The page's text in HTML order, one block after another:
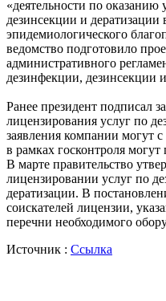
«деятельности по оказанию
дезинсекции и дератизации
эпидемиологического
ведомство подготовило
административного
дезинфекции, дезинсекции
Ранее президент подписал
лицензирования услуг по
заявления компании могут
в рамках госконтроля могут
В марте правительство
лицензировании услуг по
дератизации. В
соискателей лицензии,
перечни необходимого
Источник : Ссылка